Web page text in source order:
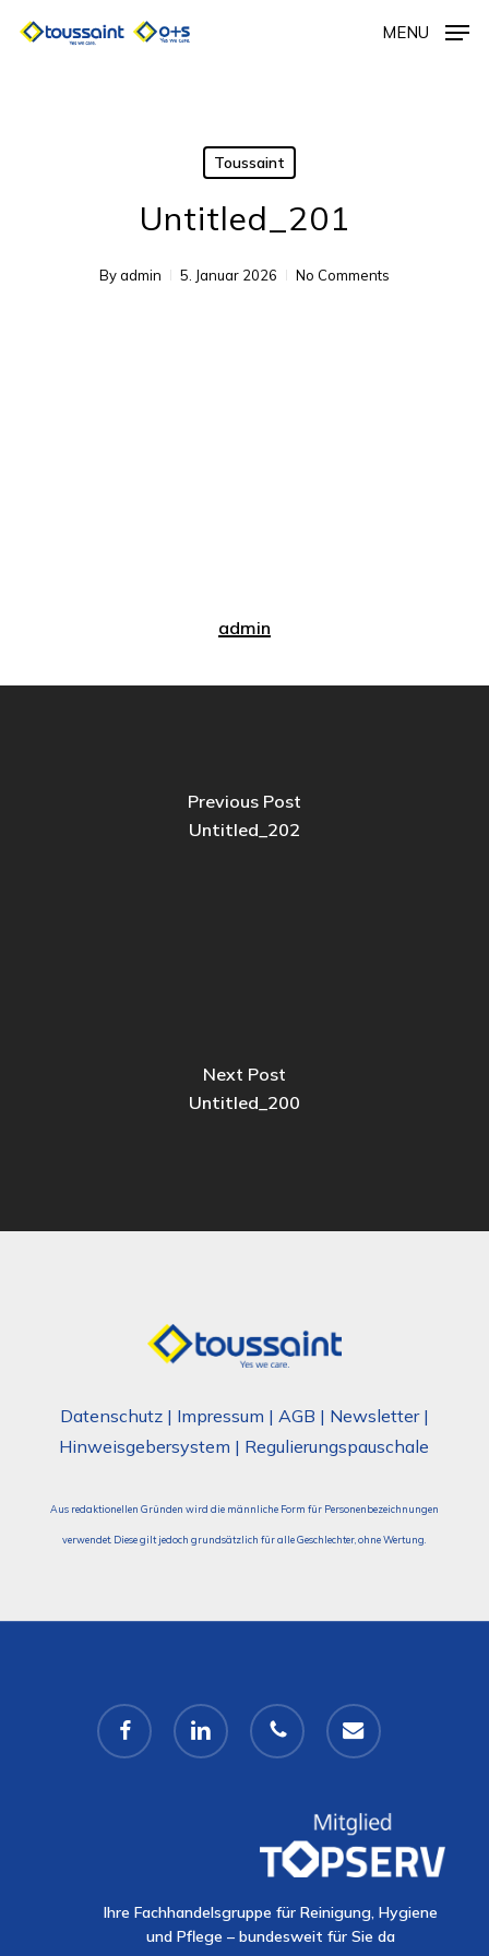
MENU
Toussaint
Untitled_201
Byadmin 5. Januar 2026 No Comments
admin
Previous Post
Untitled_202
Next Post
Untitled_200
Datenschutz| Impressum | AGB | Newsletter|
Hinweisgebersystem | Regulierungspauschale
Aus redaktionellen Gründen wird die männliche Form für Personenbezeichnungen
verwendet. Diese gilt jedoch grundsätzlich für alle Geschlechter, ohne Wertung.
facebook linkedin phone email
Ihre Fachhandelsgruppe für Reinigung, Hygiene
und Pflege – bundesweit für Sie da